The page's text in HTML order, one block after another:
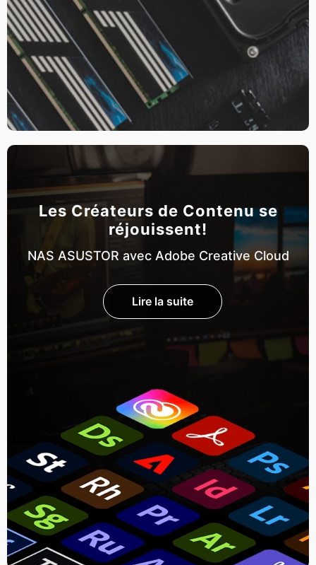
Les Créateurs de Contenu se
réjouissent!
NAS ASUSTOR avec Adobe Creative Cloud
Lire la suite